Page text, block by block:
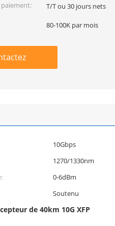
T/T ou 30 jours nets
80-100K par mois
10Gbps
1270/1330nm
0-6dBm
Soutenu
de 40km 10G XFP